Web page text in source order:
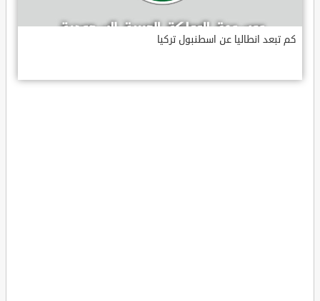
كم تبعد انطاليا عن اسطنبول تركيا